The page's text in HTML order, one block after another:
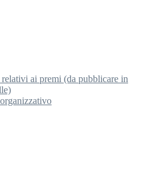
ai premi (da pubblicare in